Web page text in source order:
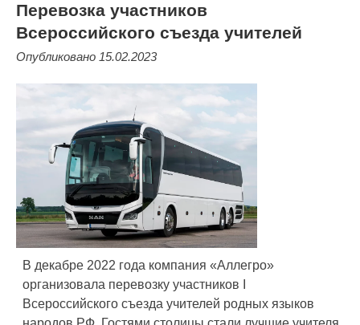
Перевозка участников
Всероссийского съезда учителей
Опубликовано 15.02.2023
В декабре 2022 года компания «Аллегро»
организовала перевозку участников I
Всероссийского съезда учителей родных языков